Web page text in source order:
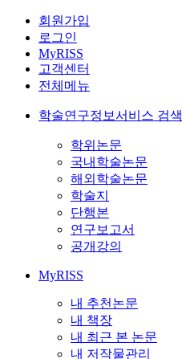
회원가입
로그인
MyRISS
고객센터
전체메뉴
학술연구정보서비스 검색
학위논문
국내학술논문
해외학술논문
학술지
단행본
연구보고서
공개강의
MyRISS
내 추천논문
내 책장
내 최근 본 논문
내 저작물관리